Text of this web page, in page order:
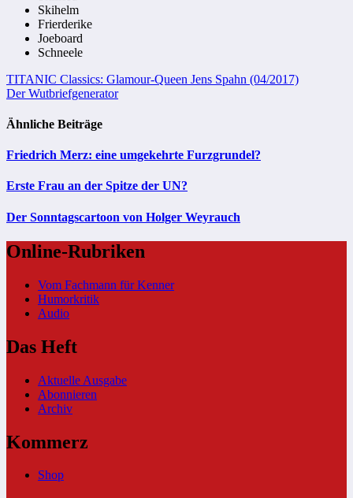
Skihelm
Frierderike
Joeboard
Schneele
Beitragsnavigation
TITANIC Classics: Glamour-Queen Jens Spahn (04/2017)
Der Wutbriefgenerator
Ähnliche Beiträge
Friedrich Merz: eine umgekehrte Furzgrundel?
Erste Frau an der Spitze der UN?
Der Sonntagscartoon von Holger Weyrauch
Online-Rubriken
Vom Fachmann für Kenner
Humorkritik
Audio
Das Heft
Aktuelle Ausgabe
Abonnieren
Archiv
Kommerz
Shop